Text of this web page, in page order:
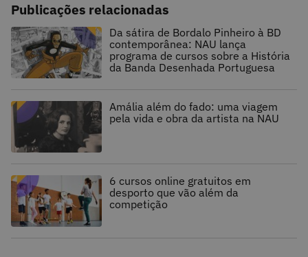
Publicações relacionadas
Da sátira de Bordalo Pinheiro à BD
contemporânea: NAU lança
programa de cursos sobre a História
da Banda Desenhada Portuguesa
Amália além do fado: uma viagem
pela vida e obra da artista na NAU
6 cursos online gratuitos em
desporto que vão além da
competição